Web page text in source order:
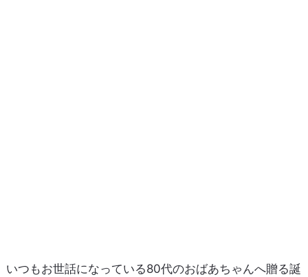
いつもお世話になっている80代のおばあちゃんへ贈る誕